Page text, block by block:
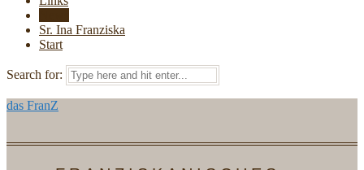
Sr. Ina Franziska
Start
Search for:
das FranZ